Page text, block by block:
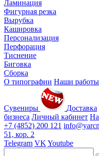
Ламинация
Фигурная резка
Вырубка
Кашировка
Персонализация
Перфорация
Тиснение
Биговка
Сборка
О типографии Наши работы
Сувениры Доставка
бизнеса Личный кабинет
+7 (4852) 200 121
51, кор. 2
Telegram VK Youtube